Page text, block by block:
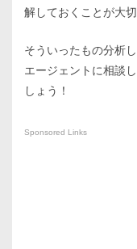
解しておくことが大切
そういったもの分析
エージェントに相談
しょう！
Sponsored Links